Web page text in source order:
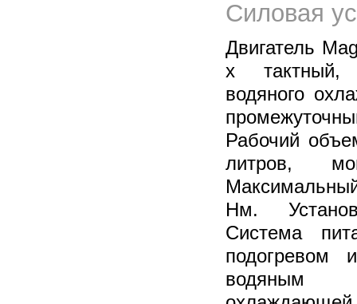
Силовая
Двигатель
х тактный,
водяного
Рабочий
литров,
Нм.
Система
подогревом
водяным